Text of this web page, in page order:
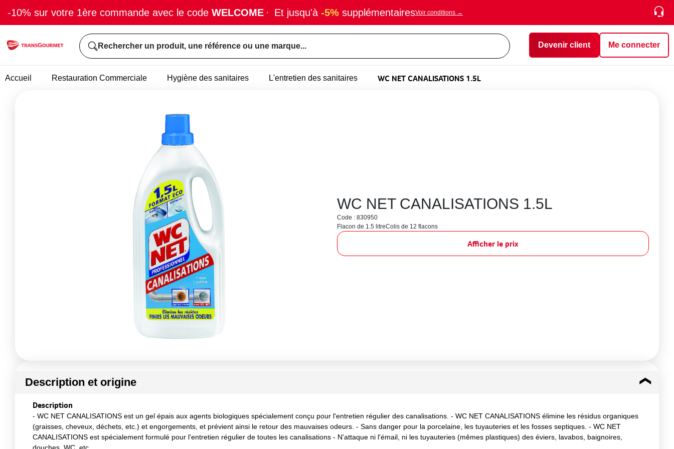
-10% sur votre 1ère commande avec le code WELCOME · Et jusqu'à -5% supplémentairesVoir conditions →
Rechercher un produit, une référence ou une marque... Devenir client Me connecter
Accueil Restauration Commerciale Hygiène des sanitaires L'entretien des sanitaires WC NET CANALISATIONS 1.5L
WC NET CANALISATIONS 1.5L
Code : 830950
Flacon de 1.5 litreColis de 12 flacons
Afficher le prix
Description et origine
Description
- WC NET CANALISATIONS est un gel épais aux agents biologiques spécialement conçu pour l'entretien régulier des canalisations. - WC NET CANALISATIONS élimine les résidus organiques
(graisses, cheveux, déchets, etc.) et engorgements, et prévient ainsi le retour des mauvaises odeurs. - Sans danger pour la porcelaine, les tuyauteries et les fosses septiques. - WC NET
CANALISATIONS est spécialement formulé pour l'entretien régulier de toutes les canalisations - N'attaque ni l'émail, ni les tuyauteries (mêmes plastiques) des éviers, lavabos, baignoires,